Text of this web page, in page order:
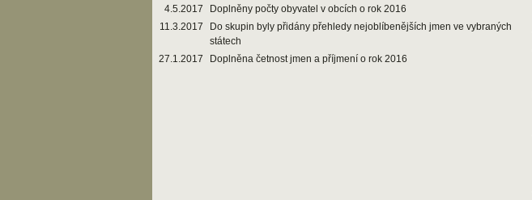
4.5.2017
Doplněny počty obyvatel v obcích o rok 2016
11.3.2017
Do skupin byly přidány přehledy nejoblíbenějších jmen ve vybraných
státech
27.1.2017
Doplněna četnost jmen a příjmení o rok 2016